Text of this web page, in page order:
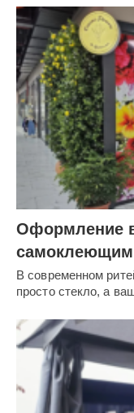
Оформление
В современном
просто стекло, а